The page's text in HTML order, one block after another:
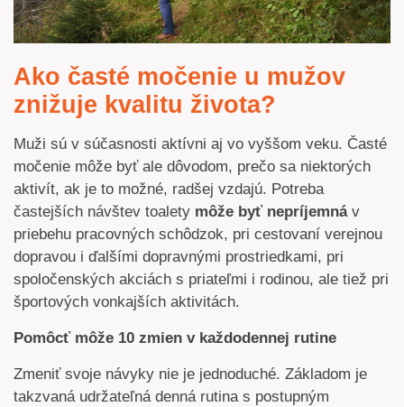
Ako časté močenie u mužov
znižuje kvalitu života?
Muži sú v súčasnosti aktívni aj vo vyššom veku. Časté
močenie môže byť ale dôvodom, prečo sa niektorých
aktivít, ak je to možné, radšej vzdajú. Potreba
častejších návštev toalety môže byť nepríjemná v
priebehu pracovných schôdzok, pri cestovaní verejnou
dopravou i ďalšími dopravnými prostriedkami, pri
spoločenských akciách s priateľmi i rodinou, ale tiež pri
športových vonkajších aktivitách.
Pomôcť môže 10 zmien v každodennej rutine
Zmeniť svoje návyky nie je jednoduché. Základom je
takzvaná udržateľná denná rutina s postupným